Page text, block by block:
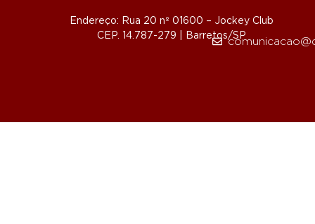
Endereço: Rua 20 nº 01600 – Jockey Club
CEP. 14.787-279 | Barretos/SP